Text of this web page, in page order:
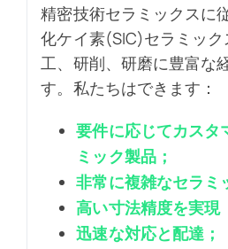
精密技術セラミックスに
化ケイ素(SIC)セラミック
工、研削、研磨に豊富な
す。私たちはできます：
要件に応じてカスタ
ミック製品；
非常に複雑なセラミ
高い寸法精度を実現
迅速な対応と配達；